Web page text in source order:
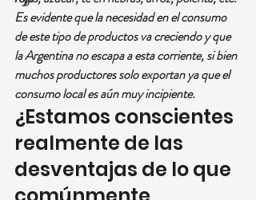
Es evidente que la necesidad en el consumo
de este tipo de productos va creciendo y que
la Argentina no escapa a esta corriente, si bien
muchos productores solo exportan ya que el
consumo local es aún muy incipiente.
¿Estamos conscientes
realmente de las
desventajas de lo que